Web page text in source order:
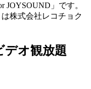
JOYSOUND」です。
株式会社レコチョク
オ観放題